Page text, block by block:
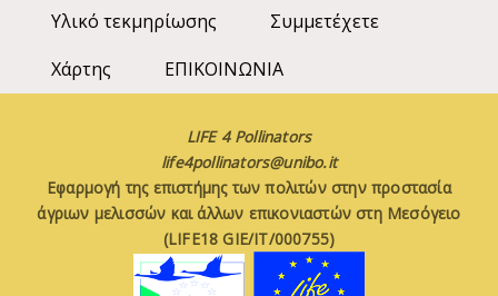
Υλικό τεκμηρίωσης
Συμμετέχετε
Χάρτης
ΕΠΙΚΟΙΝΩΝΙΑ
LIFE 4 Pollinators
life4pollinators@unibo.it
Εφαρμογή της επιστήμης των πολιτών στην προστασία
άγριων μελισσών και άλλων επικονιαστών στη Μεσόγειο
(LIFE18 GIE/IT/000755)